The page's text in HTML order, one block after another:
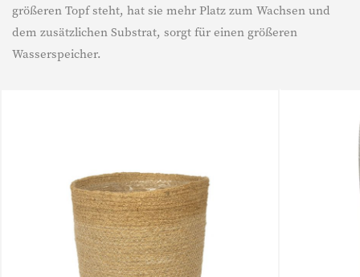
größeren Topf steht, hat sie mehr Platz zum Wachsen und
dem zusätzlichen Substrat, sorgt für einen größeren
Wasserspeicher.